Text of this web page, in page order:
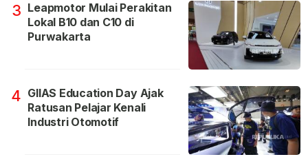
3 Leapmotor Mulai Perakitan
Lokal B10 dan C10 di
Purwakarta
4 GIIAS Education Day Ajak
Ratusan Pelajar Kenali
Industri Otomotif